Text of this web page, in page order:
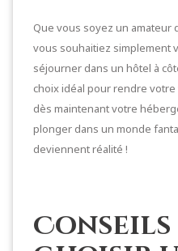
Que vous soyez un amateur
vous souhaitiez simplement
séjourner dans un hôtel à
choix idéal pour rendre
dès maintenant votre
plonger dans un monde
deviennent réalité !